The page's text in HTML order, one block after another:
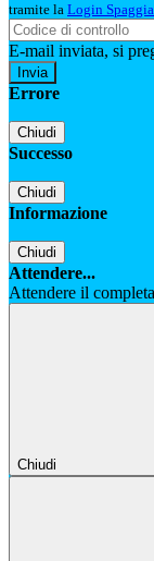
tramite la Login
E-mail inviata, si
Errore
Chiudi
Successo
Chiudi
Informazione
Chiudi
Attendere...
Attendere il
Chiudi